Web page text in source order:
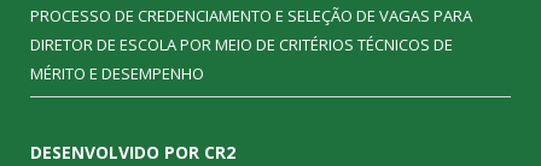
PROCESSO DE CREDENCIAMENTO E SELEÇÃO DE VAGAS PARA
DIRETOR DE ESCOLA POR MEIO DE CRITÉRIOS TÉCNICOS DE
MÉRITO E DESEMPENHO
DESENVOLVIDO POR CR2